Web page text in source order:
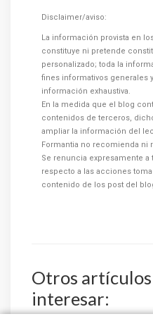
Disclaimer/aviso:
La información provista en
constituye ni pretende
personalizado; toda la
fines informativos generales
información exhaustiva.
En la medida que el blog
contenidos de terceros,
ampliar la información del
Formantia no recomienda ni
Se renuncia expresamente
respecto a las acciones
contenido de los post del
Otros
interesar: